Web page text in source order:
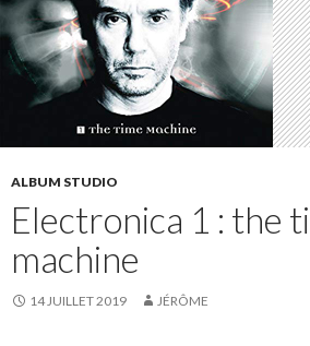
ALBUM STUDIO
Electronica 1 : the
machine
14 JUILLET 2019 JÉRÔME